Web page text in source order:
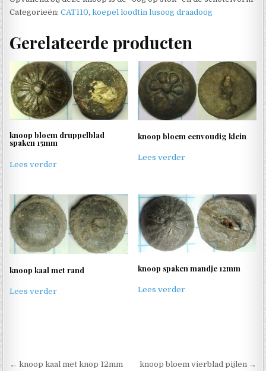
Categorieën:CAT110,koepel loodtin lusoog draadoog
Gerelateerde producten
knoop bloem druppelblad
spaken 15mm
Lees verder
knoop bloem eenvoudig klein
Lees verder
knoop kaal met rand
Lees verder
knoop spaken mandje 12mm
Lees verder
Berichtnavigatie
← knoop kaal met knop 12mm knoop bloem vierblad pijlen →